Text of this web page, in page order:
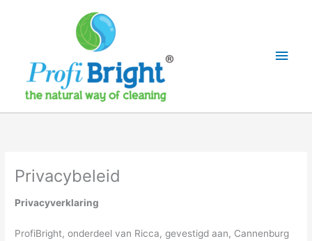
Privacybeleid
Privacyverklaring
ProfiBright, onderdeel van Ricca, gevestigd aan, Cannenburg